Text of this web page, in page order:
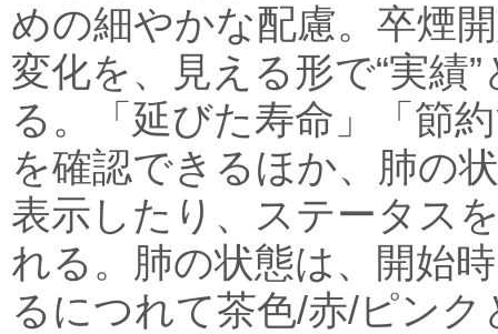
めの細やかな配慮。卒煙
変化を、見える形で“実績
る。「延びた寿命」「節
を確認できるほか、肺の
表示したり、ステータス
れる。肺の状態は、開始
るにつれて茶色/赤/ピン